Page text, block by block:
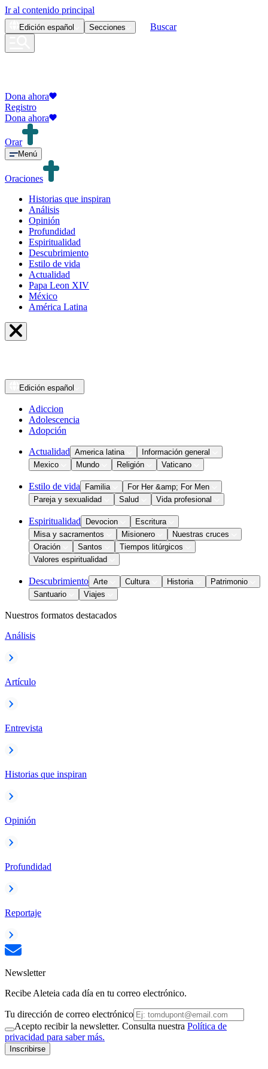
Ir al contenido principal
Edición español Secciones Buscar
Dona ahora
Registro
Dona ahora
Orar
Menú
Oraciones
Historias que inspiran
Análisis
Opinión
Profundidad
Espiritualidad
Descubrimiento
Estilo de vida
Actualidad
Papa Leon XIV
México
América Latina
Edición español
Adiccion
Adolescencia
Adopción
Actualidad America latina
Información general
Mexico
Mundo Religión Vaticano
Estilo de vida Familia
For Her &amp; For Men
Pareja y sexualidad
Salud Vida profesional
Espiritualidad Devocion
Escritura
Misa y sacramentos
Misionero
Nuestras cruces
Oración
Santos
Tiempos litúrgicos
Valores espiritualidad
Descubrimiento Arte Cultura Historia
Patrimonio
Santuario
Viajes
Nuestros formatos destacados
Análisis
Artículo
Entrevista
Historias que inspiran
Opinión
Profundidad
Reportaje
Newsletter
Recibe Aleteia cada día en tu correo electrónico.
Tu dirección de correo electrónico
Acepto recibir la newsletter. Consulta nuestra Política de
privacidad para saber más.
Inscribirse